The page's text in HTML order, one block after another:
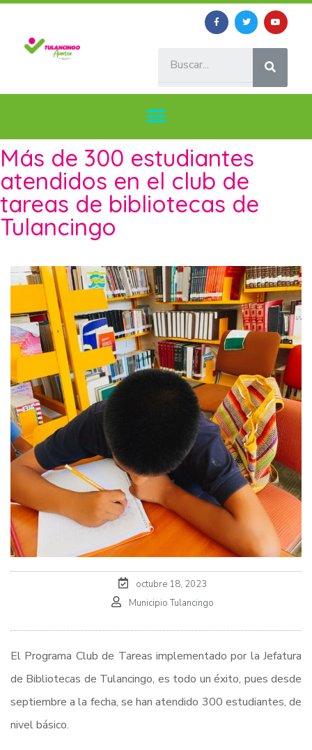
Más de 300 estudiantes
atendidos en el club de
tareas de bibliotecas de
Tulancingo
octubre 18, 2023
Municipio Tulancingo
El Programa Club de Tareas implementado por la Jefatura
de Bibliotecas de Tulancingo, es todo un éxito, pues desde
septiembre a la fecha, se han atendido 300 estudiantes, de
nivel básico.